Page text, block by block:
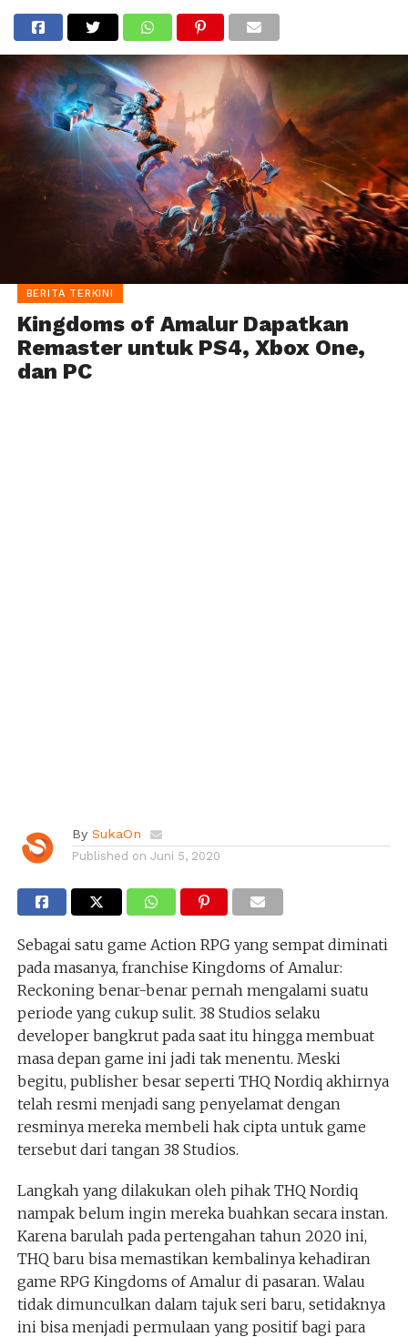
BERITA TERKINI
Kingdoms of Amalur Dapatkan
Remaster untuk PS4, Xbox One,
dan PC
By SukaOn
Published on Juni 5, 2020
Sebagai satu game Action RPG yang sempat diminati
pada masanya, franchise Kingdoms of Amalur:
Reckoning benar-benar pernah mengalami suatu
periode yang cukup sulit. 38 Studios selaku
developer bangkrut pada saat itu hingga membuat
masa depan game ini jadi tak menentu. Meski
begitu, publisher besar seperti THQ Nordiq akhirnya
telah resmi menjadi sang penyelamat dengan
resminya mereka membeli hak cipta untuk game
tersebut dari tangan 38 Studios.
Langkah yang dilakukan oleh pihak THQ Nordiq
nampak belum ingin mereka buahkan secara instan.
Karena barulah pada pertengahan tahun 2020 ini,
THQ baru bisa memastikan kembalinya kehadiran
game RPG Kingdoms of Amalur di pasaran. Walau
tidak dimunculkan dalam tajuk seri baru, setidaknya
ini bisa menjadi permulaan yang positif bagi para